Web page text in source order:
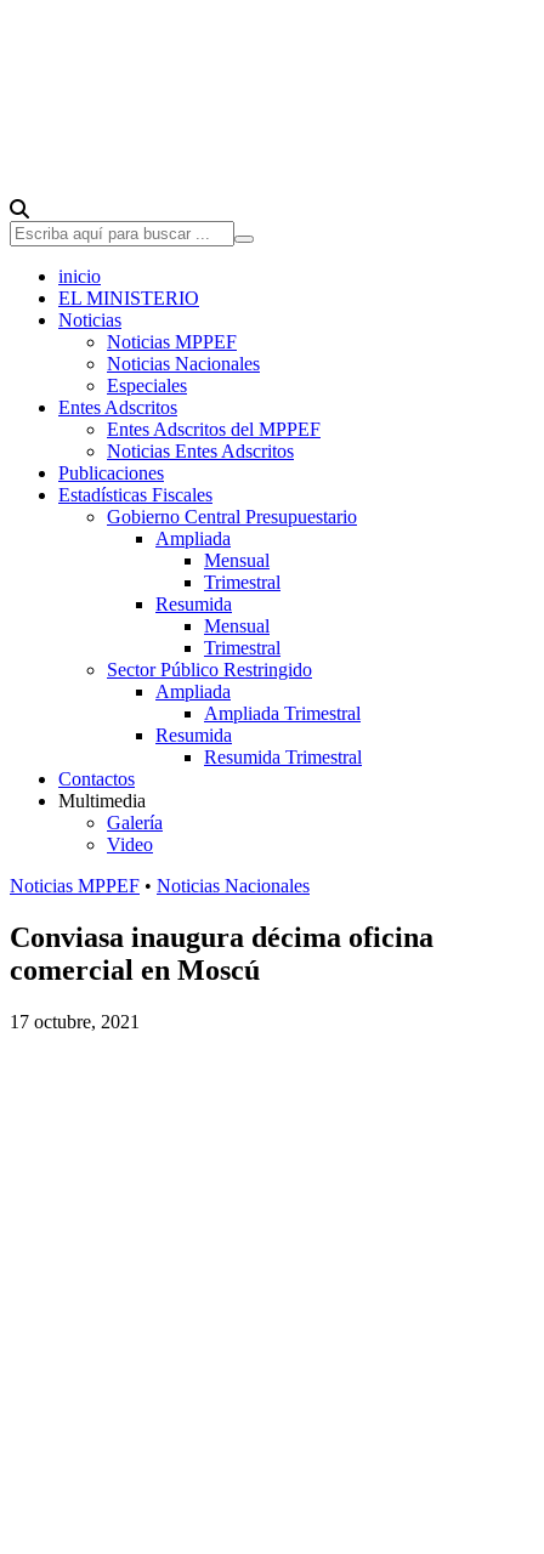
inicio
EL MINISTERIO
Noticias
Noticias MPPEF
Noticias Nacionales
Especiales
Entes Adscritos
Entes Adscritos del MPPEF
Noticias Entes Adscritos
Publicaciones
Estadísticas Fiscales
Gobierno Central Presupuestario
Ampliada
Mensual
Trimestral
Resumida
Mensual
Trimestral
Sector Público Restringido
Ampliada
Ampliada Trimestral
Resumida
Resumida Trimestral
Contactos
Multimedia
Galería
Video
Noticias MPPEF • Noticias Nacionales
Conviasa inaugura décima oficina
comercial en Moscú
17 octubre, 2021